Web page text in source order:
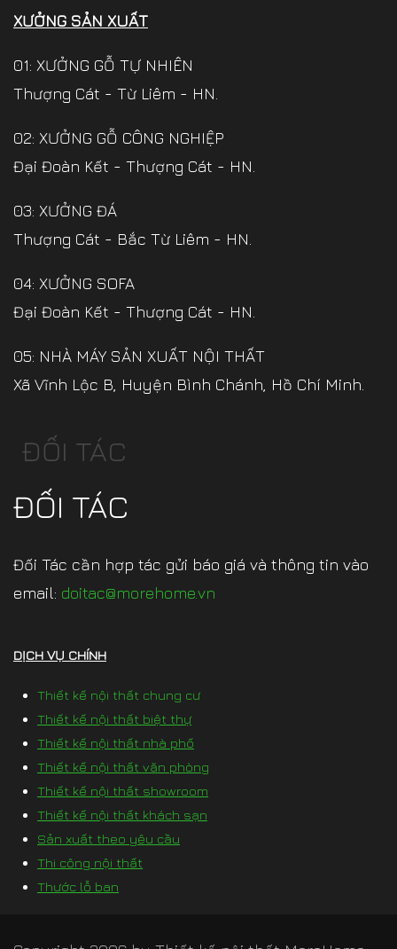
XƯỞNG SẢN XUẤT
01: XƯỞNG GỖ TỰ NHIÊN
Thượng Cát - Từ Liêm - HN.
02: XƯỞNG GỖ CÔNG NGHIỆP
Đại Đoàn Kết - Thượng Cát - HN.
03: XƯỞNG ĐÁ
Thượng Cát - Bắc Từ Liêm - HN.
04: XƯỞNG SOFA
Đại Đoàn Kết - Thượng Cát - HN.
05: NHÀ MÁY SẢN XUẤT NỘI THẤT
Xã Vĩnh Lộc B, Huyện Bình Chánh, Hồ Chí Minh.
ĐỐI TÁC
ĐỐI TÁC
Đối Tác cần hợp tác gửi báo giá và thông tin vào
email: doitac@morehome.vn
DỊCH VỤ CHÍNH
Thiết kế nội thất chung cư
Thiết kế nội thất biệt thự
Thiết kế nội thất nhà phố
Thiết kế nội thất văn phòng
Thiết kế nội thất showroom
Thiết kế nội thất khách sạn
Sản xuất theo yêu cầu
Thi công nội thất
Thước lỗ ban